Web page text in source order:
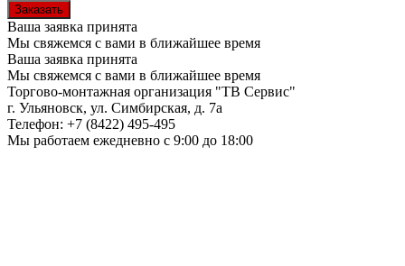
Ваша заявка принята
Мы свяжемся с вами в ближайшее время
Ваша заявка принята
Мы свяжемся с вами в ближайшее время
Торгово-монтажная организация "ТВ Сервис"
г. Ульяновск, ул. Симбирская, д. 7а
Телефон: +7 (8422) 495-495
Мы работаем ежедневно с 9:00 до 18:00